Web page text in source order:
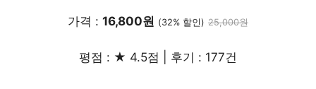
가격 : 16,800원 (32% 할인) 25,000원
평점 : ★ 4.5점 | 후기 : 177건